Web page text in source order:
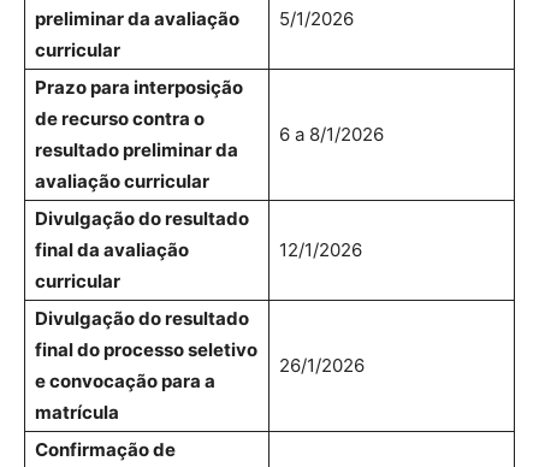
preliminar da avaliação
curricular
5/1/2026
Prazo para interposição
de recurso contra o
resultado preliminar da
avaliação curricular
6 a 8/1/2026
Divulgação do resultado
final da avaliação
curricular
12/1/2026
Divulgação do resultado
final do processo seletivo
e convocação para a
matrícula
26/1/2026
Confirmação de